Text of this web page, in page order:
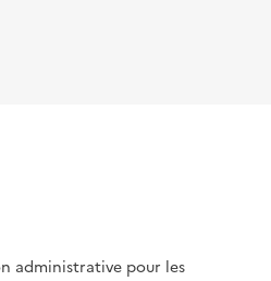
administrative pour les